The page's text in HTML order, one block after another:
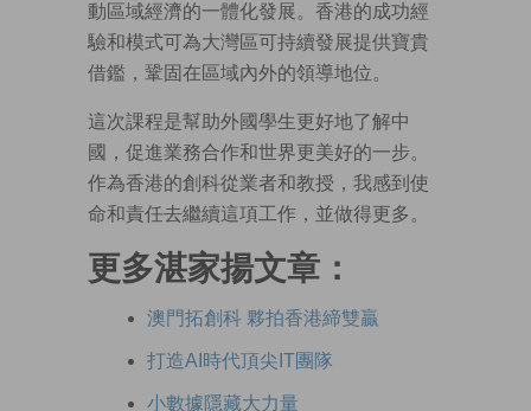
動區域經濟的一體化發展。香港的成功經
驗和模式可為大灣區可持續發展提供寶貴
借鑑，鞏固在區域內外的領導地位。
這次課程是幫助外國學生更好地了解中
國，促進業務合作和世界更美好的一步。
作為香港的創科從業者和教授，我感到使
命和責任去繼續這項工作，並做得更多。
更多湛家揚文章：
澳門拓創科 夥拍香港締雙贏
打造AI時代頂尖IT團隊
小數據隱藏大力量